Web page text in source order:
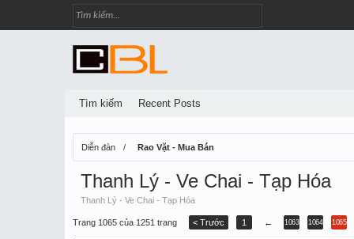
Diễn đàn Rao Vặt - Mua Bán
Thanh Lý - Ve Chai - Tạp Hóa
Thanh Lý - Ve Chai - Tạp Hóa
Trang 1065 của 1251 trang < Trước 1 ← 1063 1064 1065
Tìm kiếm Recent Posts